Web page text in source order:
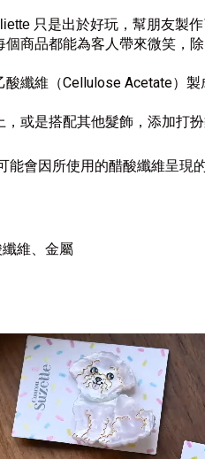
只是出於好玩，幫朋友製
商品都能為客人帶來微笑，
纖維（Cellulose Acetate）製
或是搭配其他髮飾，添加打
能會因所使用的醋酸纖維呈現
維、金屬